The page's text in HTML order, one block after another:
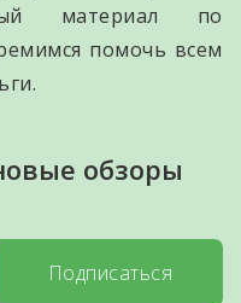
материал по
помочь всем
обзоры
Подписаться